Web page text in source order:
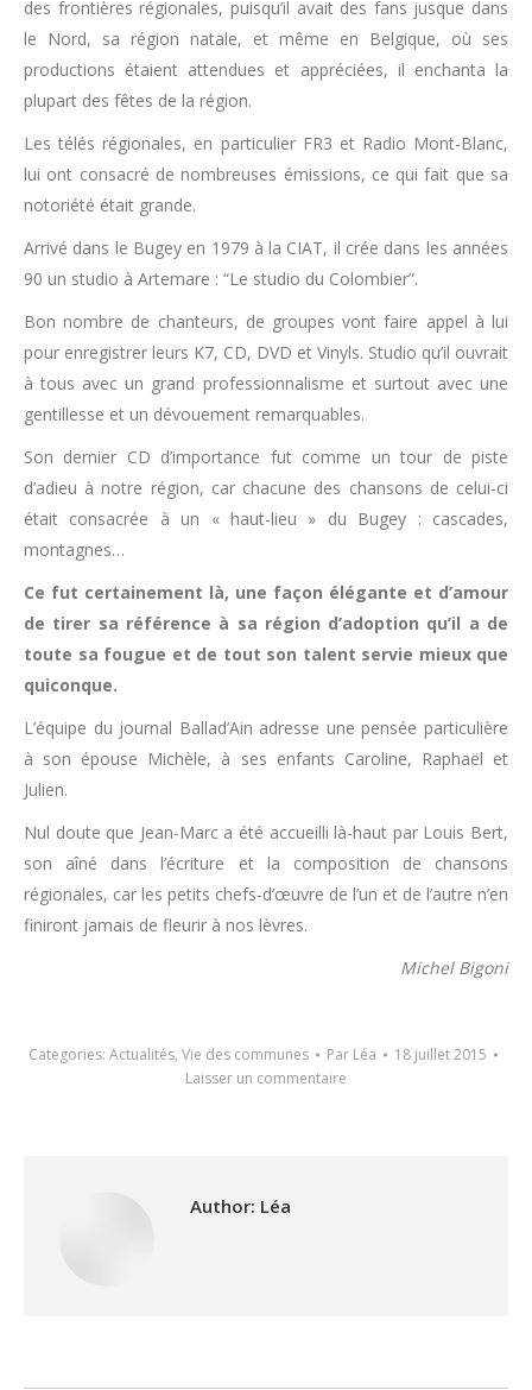
des frontières régionales, puisqu’il avait des fans jusque dans
le Nord, sa région natale, et même en Belgique, où ses
productions étaient attendues et appréciées, il enchanta la
plupart des fêtes de la région.
Les télés régionales, en particulier FR3 et Radio Mont-Blanc,
lui ont consacré de nombreuses émissions, ce qui fait que sa
notoriété était grande.
Arrivé dans le Bugey en 1979 à la CIAT, il crée dans les années
90 un studio à Artemare : “Le studio du Colombier”.
Bon nombre de chanteurs, de groupes vont faire appel à lui
pour enregistrer leurs K7, CD, DVD et Vinyls. Studio qu’il ouvrait
à tous avec un grand professionnalisme et surtout avec une
gentillesse et un dévouement remarquables.
Son dernier CD d’importance fut comme un tour de piste
d’adieu à notre région, car chacune des chansons de celui-ci
était consacrée à un « haut-lieu » du Bugey : cascades,
montagnes…
Ce fut certainement là, une façon élégante et d’amour
de tirer sa référence à sa région d’adoption qu’il a de
toute sa fougue et de tout son talent servie mieux que
quiconque.
L’équipe du journal Ballad’Ain adresse une pensée particulière
à son épouse Michèle, à ses enfants Caroline, Raphaël et
Julien.
Nul doute que Jean-Marc a été accueilli là-haut par Louis Bert,
son aîné dans l’écriture et la composition de chansons
régionales, car les petits chefs-d’œuvre de l’un et de l’autre n’en
finiront jamais de fleurir à nos lèvres.
Michel Bigoni
Categories: Actualités, Vie des communes Par Léa
18 juillet 2015
Laisser un commentaire
Author: Léa